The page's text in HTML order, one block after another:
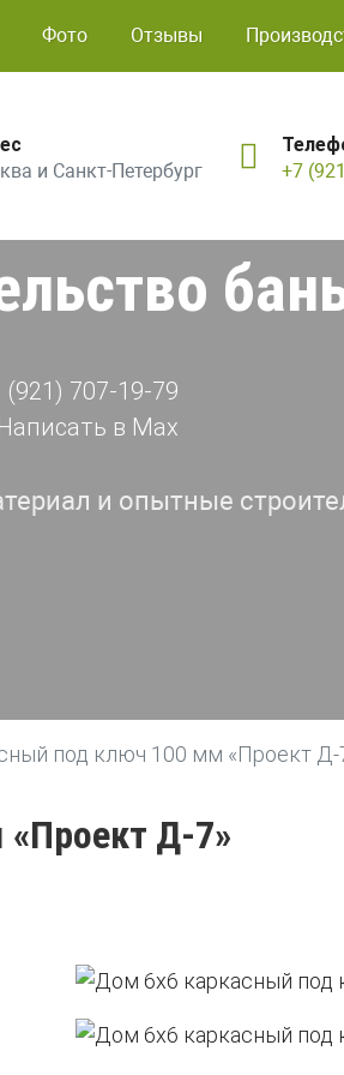
Фото Отзывы
и Санкт-Петербург
+7
(921) 707-19-79
Написать в Max
и опытные
под ключ 100 мм «Проект Д-
Д-7»